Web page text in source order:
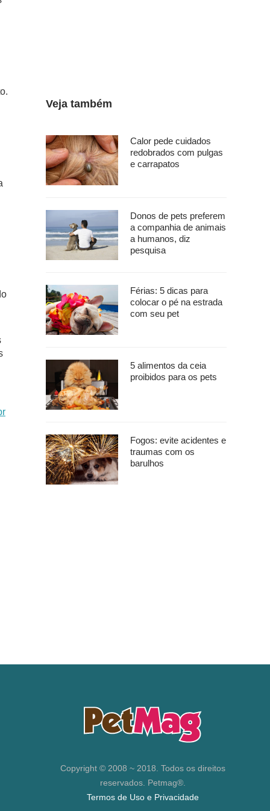
Veja também
Calor pede cuidados
redobrados com pulgas
e carrapatos
Donos de pets preferem
a companhia de animais
a humanos, diz
pesquisa
Férias: 5 dicas para
colocar o pé na estrada
com seu pet
5 alimentos da ceia
proibidos para os pets
Fogos: evite acidentes e
traumas com os
barulhos
Copyright © 2008 ~ 2018. Todos os direitos
reservados. Petmag®.
Termos de Uso e Privacidade